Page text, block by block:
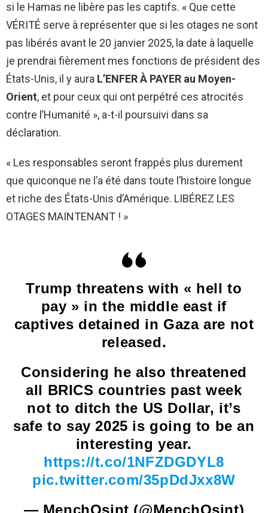
si le Hamas ne libère pas les captifs. « Que cette
VÉRITÉ serve à représenter que si les otages ne sont
pas libérés avant le 20 janvier 2025, la date à laquelle
je prendrai fièrement mes fonctions de président des
États-Unis, il y aura L’ENFER À PAYER au Moyen-
Orient, et pour ceux qui ont perpétré ces atrocités
contre l’Humanité », a-t-il poursuivi dans sa
déclaration.
« Les responsables seront frappés plus durement
que quiconque ne l’a été dans toute l’histoire longue
et riche des États-Unis d’Amérique. LIBÉREZ LES
OTAGES MAINTENANT ! »
Trump threatens with « hell to
pay » in the middle east if
captives detained in Gaza are not
released.
Considering he also threatened
all BRICS countries past week
not to ditch the US Dollar, it’s
safe to say 2025 is going to be an
interesting year.
https://t.co/1NFZDGDYL8
pic.twitter.com/35pDdJxx8W